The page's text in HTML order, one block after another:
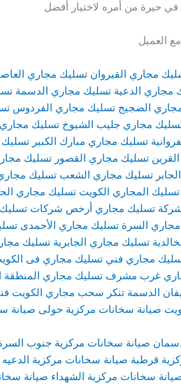
حيرة من أمره لاختيار أفضل
العميل
مجاري القيروان تسليك مجاري
مجاري الدعية تسليك مجاري الدسمة
الضجيج تسليك مجاري الفردوس
مجاري جليب الشيوخ تسليك مجاري
تسليك مجاري مبارك الكبير
تسليك مجاري القصور تسليك
تسليك مجاري الشعب تسليك
تسليك المجاري الكويت تسليك مجاري
تسليك مجاري أرخص شركات
السرة تسليك مجاري الأحمدى
تسليك مجاري الجابرية تسليك
مجاري فني تسليك مجاري فى
غرب مشرف تسليك مجاري المنطقة
الدسمة تنكر سحب مجاري الكويت
صيانة سخانات مركزية حولى صيانة
صيانة سخانات مركزية جنوب
قرطبة صيانة سخانات مركزية الدعيه
سخانات مركزية الشهداء صيانة